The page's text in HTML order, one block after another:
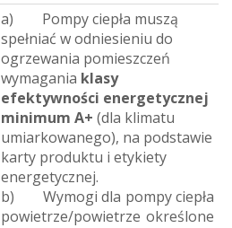
a) Pompy ciepła muszą
spełniać w odniesieniu do
ogrzewania pomieszczeń
wymagania klasy
efektywności energetycznej
minimum A+ (dla klimatu
umiarkowanego), na podstawie
karty produktu i etykiety
energetycznej.
b) Wymogi dla pompy ciepła
powietrze/powietrze określone